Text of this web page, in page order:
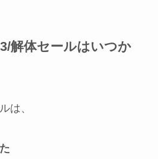
解体セールはいつか
は、